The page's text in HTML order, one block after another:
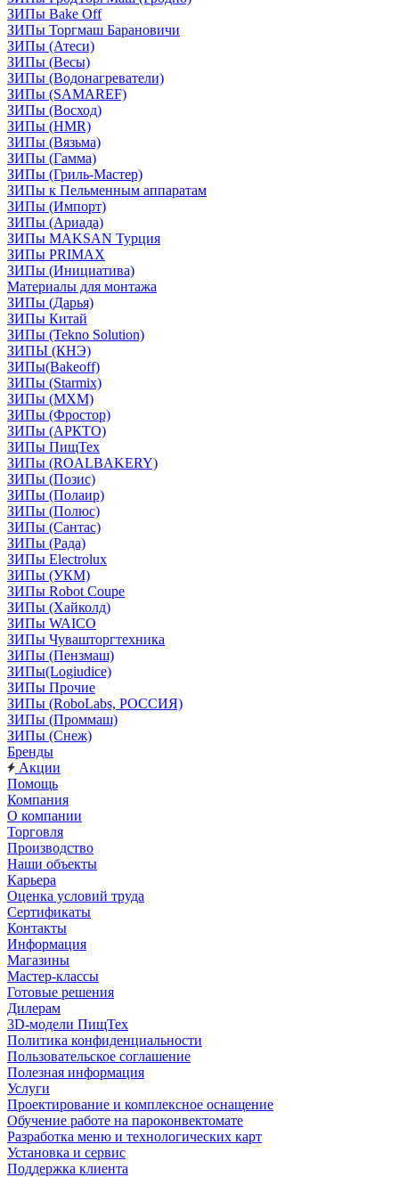
ЗИПы Bake Off
ЗИПы Торгмаш Барановичи
ЗИПы (Атеси)
ЗИПы (Весы)
ЗИПы (Водонагреватели)
ЗИПы (SAMAREF)
ЗИПы (Восход)
ЗИПы (HMR)
ЗИПы (Вязьма)
ЗИПы (Гамма)
ЗИПы (Гриль-Мастер)
ЗИПы к Пельменным аппаратам
ЗИПы (Импорт)
ЗИПы (Ариада)
ЗИПы MAKSAN Турция
ЗИПы PRIMAX
ЗИПы (Инициатива)
Материалы для монтажа
ЗИПы (Дарья)
ЗИПы Китай
ЗИПы (Tekno Solution)
ЗИПЫ (КНЭ)
ЗИПы(Bakeoff)
ЗИПы (Starmix)
ЗИПы (МХМ)
ЗИПы (Фростор)
ЗИПы (АРКТО)
ЗИПы ПищТех
ЗИПы (ROALBAKERY)
ЗИПы (Позис)
ЗИПы (Полаир)
ЗИПы (Полюс)
ЗИПы (Сантас)
ЗИПы (Рада)
ЗИПы Electrolux
ЗИПы (УКМ)
ЗИПы Robot Coupe
ЗИПы (Хайколд)
ЗИПы WAICO
ЗИПы Чувашторгтехника
ЗИПы (Пензмаш)
ЗИПы(Logiudice)
ЗИПы Прочие
ЗИПы (RoboLabs, РОССИЯ)
ЗИПы (Проммаш)
ЗИПы (Снеж)
Бренды
Акции
Помощь
Компания
О компании
Торговля
Производство
Наши объекты
Карьера
Оценка условий труда
Сертификаты
Контакты
Информация
Магазины
Мастер-классы
Готовые решения
Дилерам
3D-модели ПищТех
Политика конфиденциальности
Пользовательское соглашение
Полезная информация
Услуги
Проектирование и комплексное оснащение
Обучение работе на пароконвектомате
Разработка меню и технологических карт
Установка и сервис
Поддержка клиента